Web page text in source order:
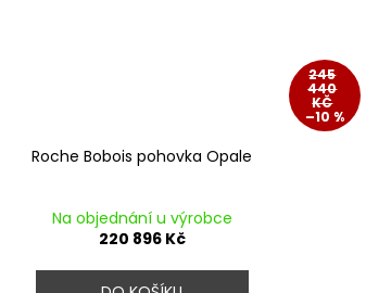
245
440
KČ
–10 %
Roche Bobois pohovka Opale
Na objednání u výrobce
220 896 Kč